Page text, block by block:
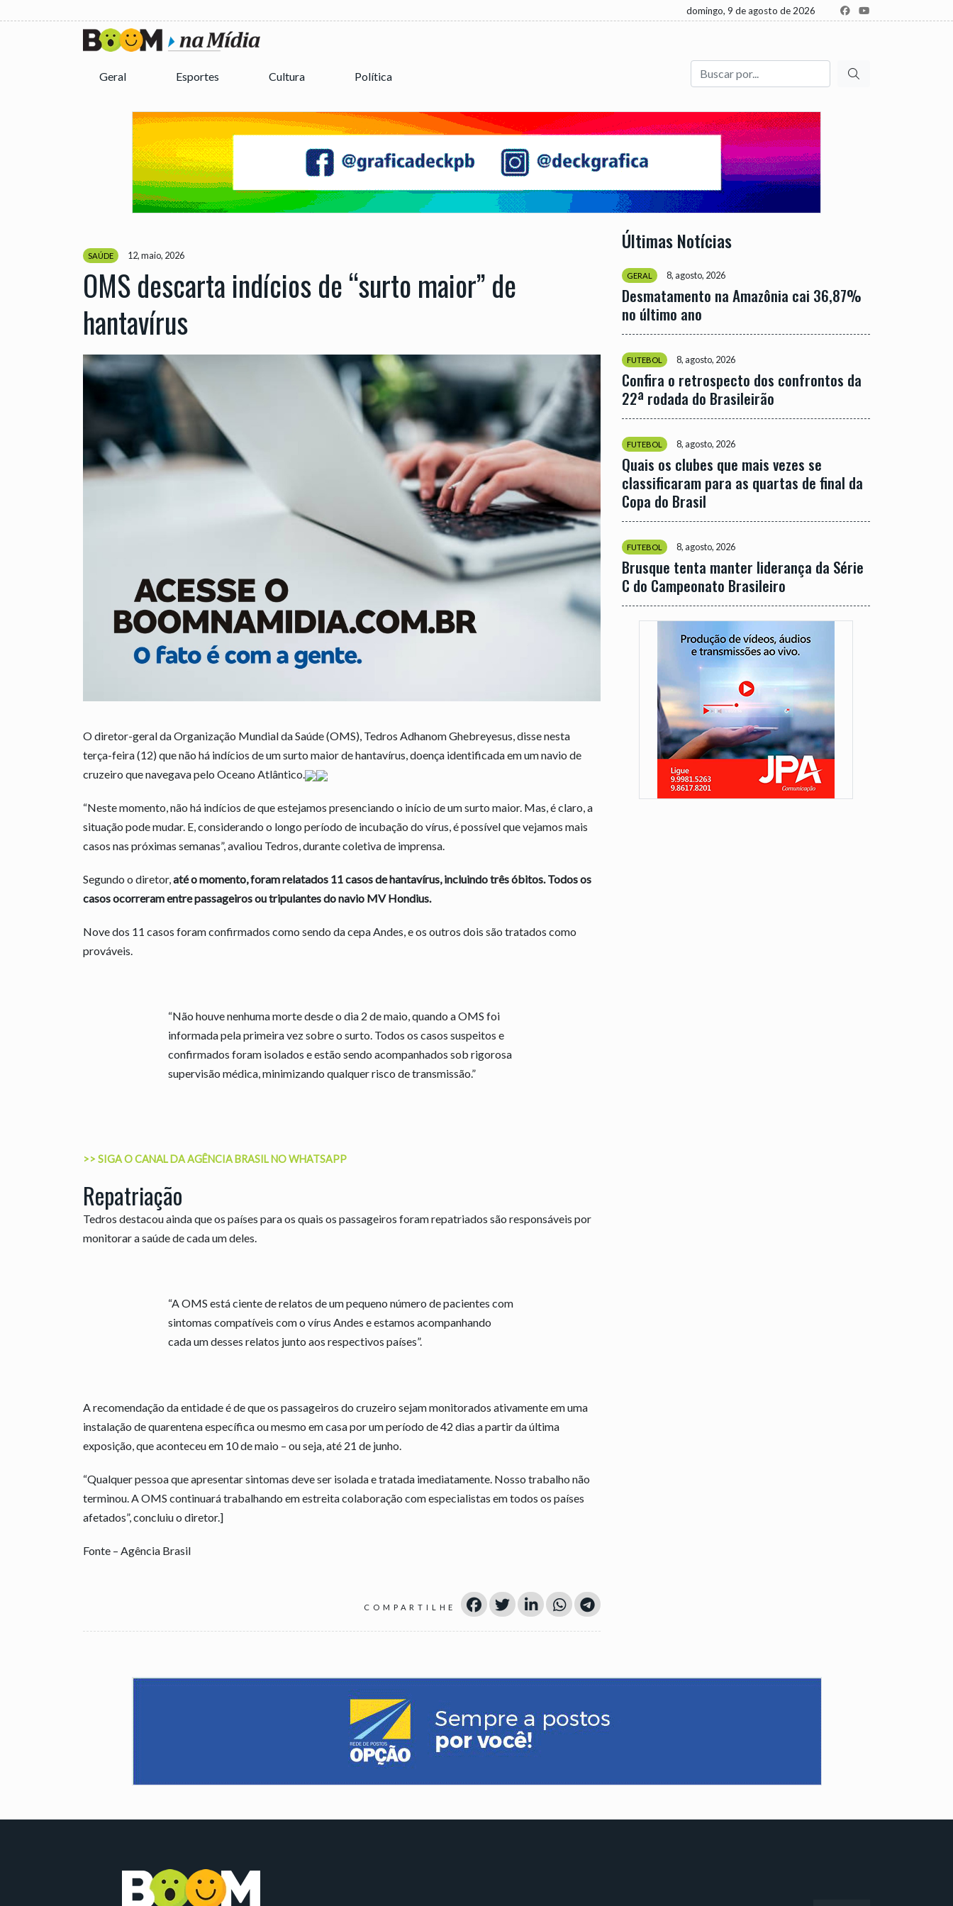
domingo, 9 de agosto de 2026
Geral Esportes Cultura Política
Buscar
SAÚDE 12, maio, 2026
OMS descarta indícios de “surto maior” de
hantavírus
O diretor-geral da Organização Mundial da Saúde (OMS), Tedros Adhanom Ghebreyesus, disse nesta
terça-feira (12) que não há indícios de um surto maior de hantavírus, doença identificada em um navio de
cruzeiro que navegava pelo Oceano Atlântico.
“Neste momento, não há indícios de que estejamos presenciando o início de um surto maior. Mas, é claro, a
situação pode mudar. E, considerando o longo período de incubação do vírus, é possível que vejamos mais
casos nas próximas semanas”, avaliou Tedros, durante coletiva de imprensa.
Segundo o diretor, até o momento, foram relatados 11 casos de hantavírus, incluindo três óbitos. Todos os
casos ocorreram entre passageiros ou tripulantes do navio MV Hondius.
Nove dos 11 casos foram confirmados como sendo da cepa Andes, e os outros dois são tratados como
prováveis.
“Não houve nenhuma morte desde o dia 2 de maio, quando a OMS foi
informada pela primeira vez sobre o surto. Todos os casos suspeitos e
confirmados foram isolados e estão sendo acompanhados sob rigorosa
supervisão médica, minimizando qualquer risco de transmissão.”
>> SIGA O CANAL DAAGÊNCIA BRASILNO WHATSAPP
Repatriação
Tedros destacou ainda que os países para os quais os passageiros foram repatriados são responsáveis por
monitorar a saúde de cada um deles.
“A OMS está ciente de relatos de um pequeno número de pacientes com
sintomas compatíveis com o vírus Andes e estamos acompanhando
cada um desses relatos junto aos respectivos países”.
A recomendação da entidade é de que os passageiros do cruzeiro sejam monitorados ativamente em uma
instalação de quarentena específica ou mesmo em casa por um período de 42 dias a partir da última
exposição, que aconteceu em 10 de maio – ou seja, até 21 de junho.
“Qualquer pessoa que apresentar sintomas deve ser isolada e tratada imediatamente. Nosso trabalho não
terminou. A OMS continuará trabalhando em estreita colaboração com especialistas em todos os países
afetados”, concluiu o diretor.]
Fonte – Agência Brasil
COMPARTILHE
Últimas Notícias
GERAL 8, agosto, 2026
Desmatamento na Amazônia cai 36,87%
no último ano
FUTEBOL 8, agosto, 2026
Confira o retrospecto dos confrontos da
22ª rodada do Brasileirão
FUTEBOL 8, agosto, 2026
Quais os clubes que mais vezes se
classificaram para as quartas de final da
Copa do Brasil
FUTEBOL 8, agosto, 2026
Brusque tenta manter liderança da Série
C do Campeonato Brasileiro